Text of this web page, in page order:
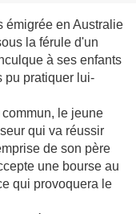
émigrée en Australie
la férule d'un
à ses enfants
pu pratiquer lui-
le jeune
qui va réussir
de son père
une bourse au
qui provoquera le